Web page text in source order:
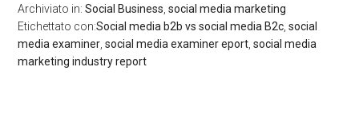
Archiviato in:Social Business,social media marketing
Etichettato con:Social media b2b vs social media B2c,social
media examiner,social media examiner eport,social media
marketing industry report